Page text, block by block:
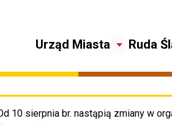
Urząd Miasta Ruda
10 sierpnia br. nastąpią zmiany w